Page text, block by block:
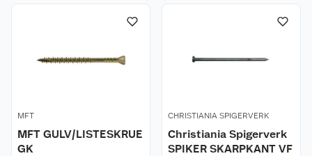
MFT
MFT GULV/LISTESKRUE
GK
CHRISTIANIA SPIGERVERK
Christiania Spigerverk
SPIKER SKARPKANT VF